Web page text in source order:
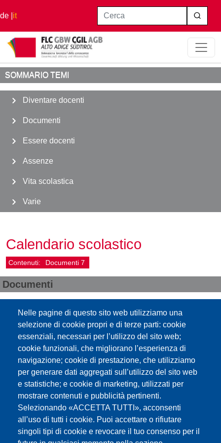
Salta al contenuto principale
de it
Nelle pagine di questo sito web utilizziamo una
selezione di cookie propri e di terze parti: cookie
essenziali, necessari per l’utilizzo del sito web;
cookie funzionali, che migliorano l’esperienza di
navigazione; cookie di prestazione, che utilizziamo
per generare dati aggregati sull’utilizzo del sito web
e statistiche; e cookie di marketing, utilizzati per
mostrare contenuti e pubblicità pertinenti.
Selezionando «ACCETTA TUTTI», acconsenti
all’uso di tutti i cookie. Puoi accettare o rifiutare
singoli tipi di cookie e revocare il tuo consenso per il
Cerca
Home Vita scolastica
Calendario scolastico
Contenuti: Documenti 7
Documenti
Calendario scolastico 2026/27
calendario scolastico 2018/19 su 5
giorni e calendari 2019/20
Calendario scolastico 2017/18
Beschluss Schulkalender - Delibera
SOMMARIO TEMI
Diventare docenti
Documenti
Essere docenti
Assenze
Vita scolastica
Varie